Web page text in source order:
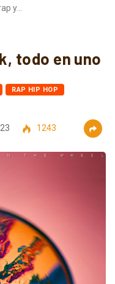
y…
todo en uno
RAP HIP HOP
1243